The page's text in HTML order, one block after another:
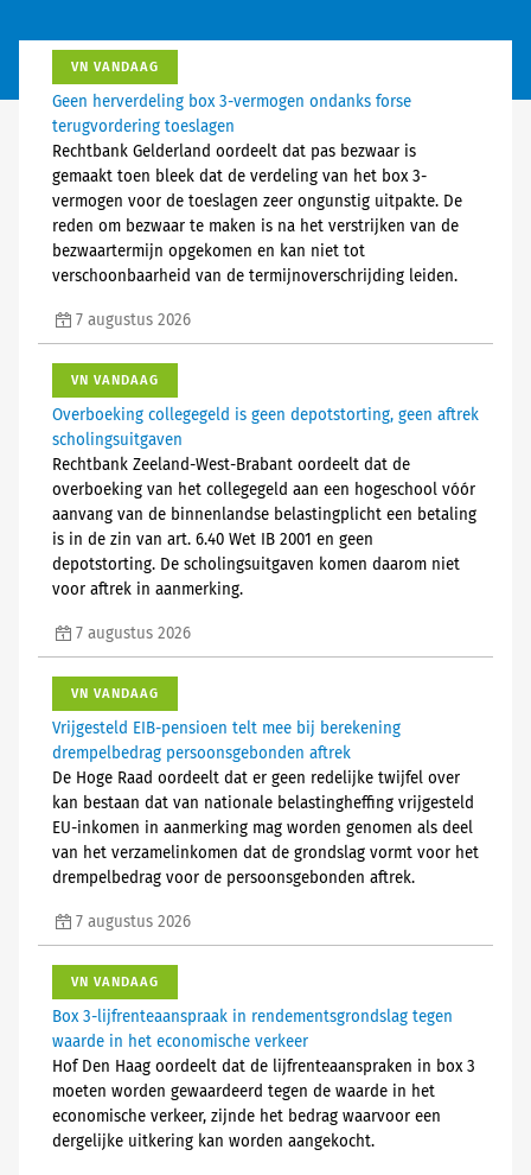
VN VANDAAG
Geen herverdeling box 3-vermogen ondanks forse
terugvordering toeslagen
Rechtbank Gelderland oordeelt dat pas bezwaar is
gemaakt toen bleek dat de verdeling van het box 3-
vermogen voor de toeslagen zeer ongunstig uitpakte. De
reden om bezwaar te maken is na het verstrijken van de
bezwaartermijn opgekomen en kan niet tot
verschoonbaarheid van de termijnoverschrijding leiden.
7 augustus 2026
VN VANDAAG
Overboeking collegegeld is geen depotstorting, geen aftrek
scholingsuitgaven
Rechtbank Zeeland-West-Brabant oordeelt dat de
overboeking van het collegegeld aan een hogeschool vóór
aanvang van de binnenlandse belastingplicht een betaling
is in de zin van art. 6.40 Wet IB 2001 en geen
depotstorting. De scholingsuitgaven komen daarom niet
voor aftrek in aanmerking.
7 augustus 2026
VN VANDAAG
Vrijgesteld EIB-pensioen telt mee bij berekening
drempelbedrag persoonsgebonden aftrek
De Hoge Raad oordeelt dat er geen redelijke twijfel over
kan bestaan dat van nationale belastingheffing vrijgesteld
EU-inkomen in aanmerking mag worden genomen als deel
van het verzamelinkomen dat de grondslag vormt voor het
drempelbedrag voor de persoonsgebonden aftrek.
7 augustus 2026
VN VANDAAG
Box 3-lijfrenteaanspraak in rendementsgrondslag tegen
waarde in het economische verkeer
Hof Den Haag oordeelt dat de lijfrenteaanspraken in box 3
moeten worden gewaardeerd tegen de waarde in het
economische verkeer, zijnde het bedrag waarvoor een
dergelijke uitkering kan worden aangekocht.